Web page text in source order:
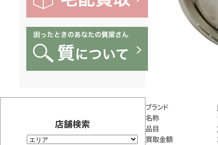
店舗検索
ブランド
名称
品目
買取金額